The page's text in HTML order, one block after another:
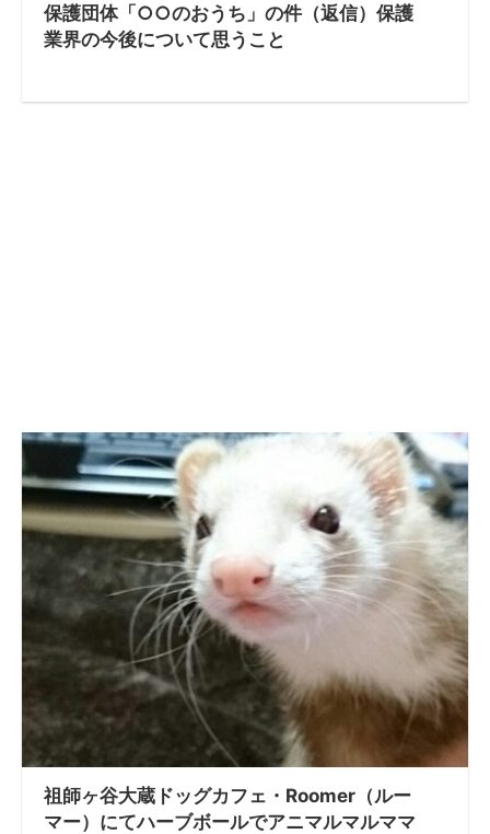
保護団体「○○のおうち」の件（返信）保護
業界の今後について思うこと
祖師ヶ谷大蔵ドッグカフェ・Roomer（ルー
マー）にてハーブボールでアニマルマルママ